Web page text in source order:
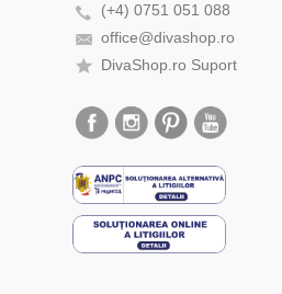
(+4) 0751 051 088
office@divashop.ro
DivaShop.ro Suport